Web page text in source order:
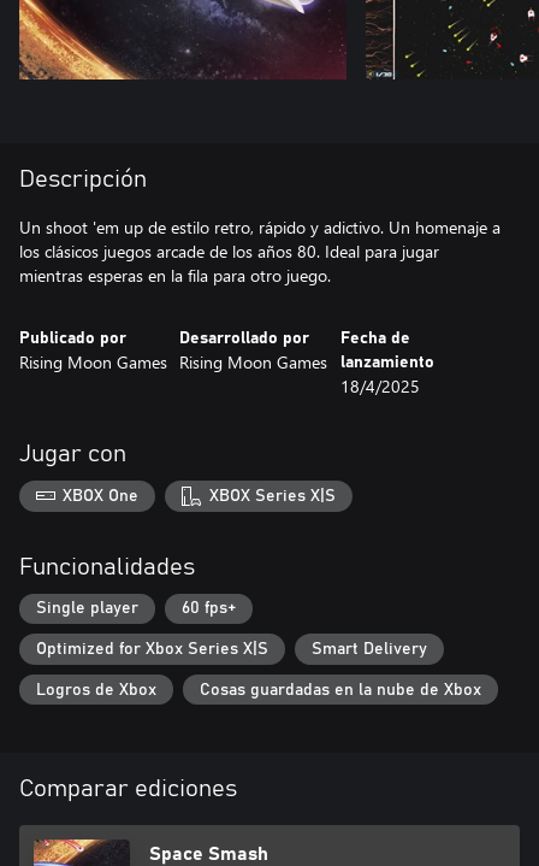
Descripción
Un shoot 'em up de estilo retro, rápido y adictivo. Un homenaje a
los clásicos juegos arcade de los años 80. Ideal para jugar
mientras esperas en la fila para otro juego.
Publicado por
Rising Moon Games
Desarrollado por
Rising Moon Games
Fecha de
lanzamiento
18/4/2025
Jugar con
XBOX One XBOX Series X|S
Funcionalidades
Single player 60 fps+
Optimized for Xbox Series X|S Smart Delivery
Logros de Xbox Cosas guardadas en la nube de Xbox
Comparar ediciones
Space Smash